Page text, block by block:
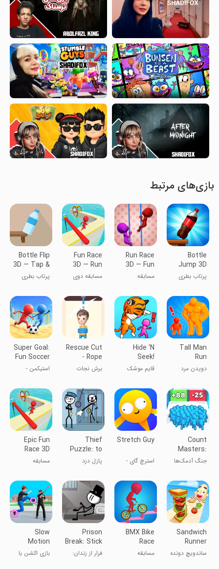
بازی‌های مرتبط
Bottle
Jump 3D
پرتاب بطری
Run Race
3D — Fun
Parkour
Game
مسابقه
Fun Race
3D — Run
and
Parkour
مسابقه دوی
Bottle Flip
3D — Tap &
Jump
پرتاب بطری
Tall Man
Run
دویدن مرد
Hide 'N
Seek!
قایم موشک
Rescue Cut
- Rope
Puzzle
برش نجات
طناب
Super Goal:
Fun Soccer
Game
استیکمن -
Count
Masters:
Stickman
Games
جنگ آدمک‌ها
Stretch Guy
استرچ گای -
Thief
Puzzle: to
pass a level
پازل دزد
Epic Fun
Race 3D
مسابقه
حماسی ۳ بعدی
Sandwich
Runner
ساندویچ دونده
BMX Bike
Race
مسابقه
Prison
Break: Stick
Story
فرار از زندان:
Slow
Motion
Action
Game
بازی اکشن با